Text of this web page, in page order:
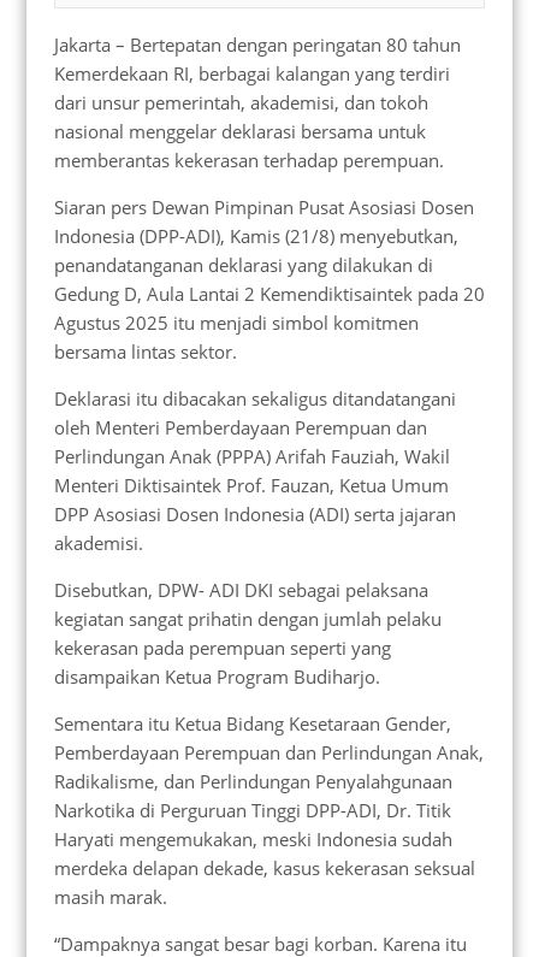
Jakarta – Bertepatan dengan peringatan 80 tahun
Kemerdekaan RI, berbagai kalangan yang terdiri
dari unsur pemerintah, akademisi, dan tokoh
nasional menggelar deklarasi bersama untuk
memberantas kekerasan terhadap perempuan.
Siaran pers Dewan Pimpinan Pusat Asosiasi Dosen
Indonesia (DPP-ADI), Kamis (21/8) menyebutkan,
penandatanganan deklarasi yang dilakukan di
Gedung D, Aula Lantai 2 Kemendiktisaintek pada 20
Agustus 2025 itu menjadi simbol komitmen
bersama lintas sektor.
Deklarasi itu dibacakan sekaligus ditandatangani
oleh Menteri Pemberdayaan Perempuan dan
Perlindungan Anak (PPPA) Arifah Fauziah, Wakil
Menteri Diktisaintek Prof. Fauzan, Ketua Umum
DPP Asosiasi Dosen Indonesia (ADI) serta jajaran
akademisi.
Disebutkan, DPW- ADI DKI sebagai pelaksana
kegiatan sangat prihatin dengan jumlah pelaku
kekerasan pada perempuan seperti yang
disampaikan Ketua Program Budiharjo.
Sementara itu Ketua Bidang Kesetaraan Gender,
Pemberdayaan Perempuan dan Perlindungan Anak,
Radikalisme, dan Perlindungan Penyalahgunaan
Narkotika di Perguruan Tinggi DPP-ADI, Dr. Titik
Haryati mengemukakan, meski Indonesia sudah
merdeka delapan dekade, kasus kekerasan seksual
masih marak.
“Dampaknya sangat besar bagi korban. Karena itu